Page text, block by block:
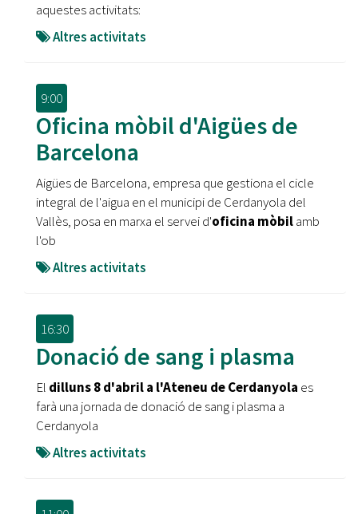
aquestes activitats:
Altres activitats
9:00
Oficina mòbil d'Aigües de
Barcelona
Aigües de Barcelona, empresa que gestiona el cicle
integral de l'aigua en el municipi de Cerdanyola del
Vallès, posa en marxa el servei d'oficina mòbilamb
l'ob
Altres activitats
16:30
Donació de sang i plasma
El dilluns 8 d'abril a l'Ateneu de Cerdanyola es
farà una jornada de donació de sang i plasma a
Cerdanyola
Altres activitats